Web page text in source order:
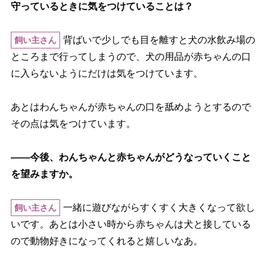
守っているときに気をつけていることは？
飼い主さん
背ばいで少しでも目を離すと犬の水飲み場の
ところまで行ってしまうので、犬の用品が赤ちゃんの口
に入らないようにだけは気をつけています。
あとはわんちゃんが赤ちゃんの口を舐めようとするので
その点は気をつけています。
――今後、わんちゃんと赤ちゃんがどうなっていくこと
を望みますか。
飼い主さん
一緒に遊びながらすくすく大きくなって欲し
いです。あとは小さい時から赤ちゃんは犬と接している
ので動物好きになってくれると嬉しいなあ。